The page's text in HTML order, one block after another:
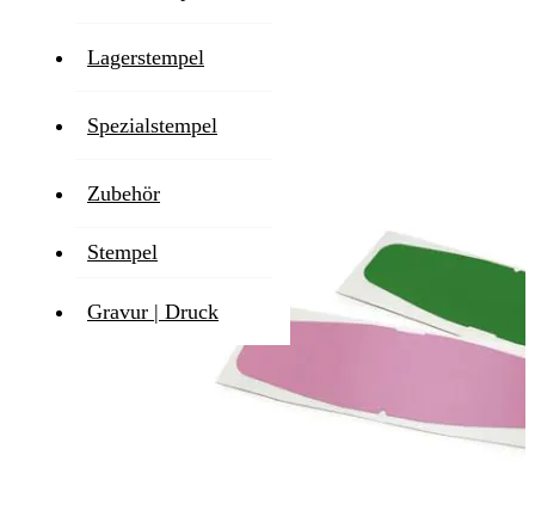
Lagerstempel
Spezialstempel
Zubehör
Stempel
Gravur | Druck
Zum Ende der Bildgalerie springen